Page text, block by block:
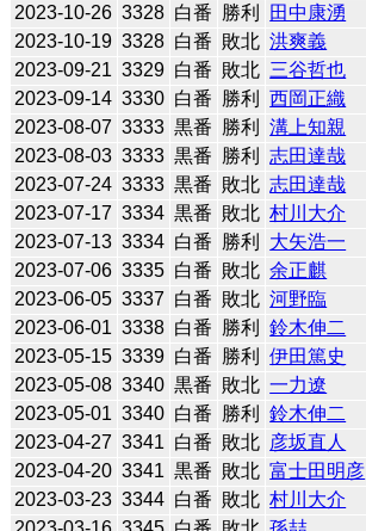
2023-10-26 3328 白番 勝利
田中康湧
2023-10-19 3328 白番 敗北 洪爽義
2023-09-21 3329 白番 敗北 三谷哲也
2023-09-14 3330 白番 勝利
西岡正織
2023-08-07 3333 黒番 勝利
溝上知親
2023-08-03 3333 黒番 勝利
志田達哉
2023-07-24 3333 黒番 敗北 志田達哉
2023-07-17 3334 黒番 敗北 村川大介
2023-07-13 3334 白番 勝利
大矢浩一
2023-07-06 3335 白番 敗北 余正麒
2023-06-05 3337 白番 敗北 河野臨
2023-06-01 3338 白番 勝利
鈴木伸二
2023-05-15 3339 白番 勝利
伊田篤史
2023-05-08 3340 黒番 敗北 一力遼
2023-05-01 3340 白番 勝利
鈴木伸二
2023-04-27 3341 白番 敗北 彦坂直人
2023-04-20 3341 黒番 敗北 富士田明彦
2023-03-23 3344 白番 敗北 村川大介